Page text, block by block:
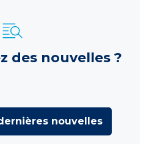
des nouvelles ?
nouvelles